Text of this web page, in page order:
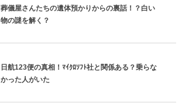
葬儀屋さんたちの遺体預かりからの裏話！？白い
物の謎を解く？
日航123便の真相！ﾏｲｸﾛｿﾌﾄ社と関係ある？乗らな
かった人がいた